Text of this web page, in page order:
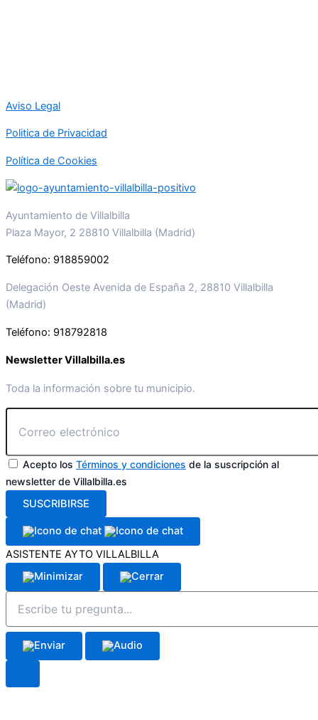
Aviso Legal
Politica de Privacidad
Política de Cookies
Ayuntamiento de Villalbilla
Plaza Mayor, 2 28810 Villalbilla (Madrid)
Teléfono: 918859002
Delegación Oeste Avenida de España 2, 28810 Villalbilla
(Madrid)
Teléfono: 918792818
Newsletter Villalbilla.es
Toda la información sobre tu municipio.
Acepto los Términos y condiciones de la suscripción al
newsletter de Villalbilla.es
SUSCRIBIRSE
ASISTENTE AYTO VILLALBILLA